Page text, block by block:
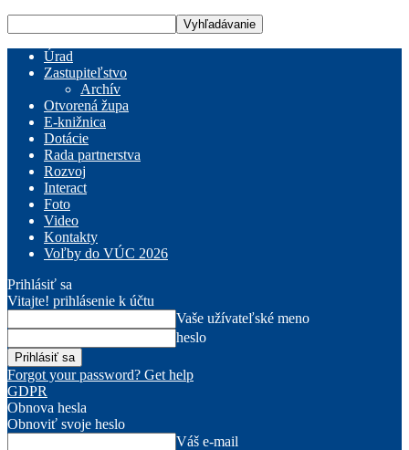
Úrad
Zastupiteľstvo
Archív
Otvorená župa
E-knižnica
Dotácie
Rada partnerstva
Rozvoj
Interact
Foto
Video
Kontakty
Voľby do VÚC 2026
Prihlásiť sa
Vitajte! prihlásenie k účtu
Vaše užívateľské meno
heslo
Forgot your password? Get help
GDPR
Obnova hesla
Obnoviť svoje heslo
Váš e-mail